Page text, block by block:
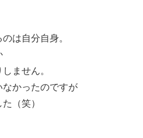
は自分自身。
ません。
なかったのですが
（笑）